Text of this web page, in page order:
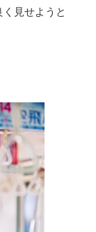
見せようと